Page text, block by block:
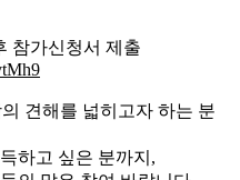
참가신청서 제출
견해를 넓히고자 하는 분
하고 싶은 분까지,